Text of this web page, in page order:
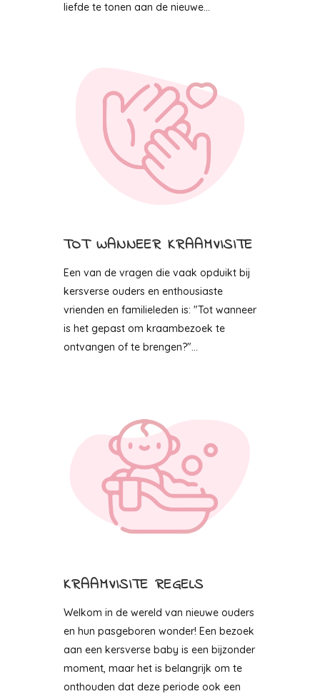
liefde te tonen aan de nieuwe...
TOT WANNEER KRAAMVISITE
Een van de vragen die vaak opduikt bij
kersverse ouders en enthousiaste
vrienden en familieleden is: "Tot wanneer
is het gepast om kraambezoek te
ontvangen of te brengen?"...
KRAAMVISITE REGELS
Welkom in de wereld van nieuwe ouders
en hun pasgeboren wonder! Een bezoek
aan een kersverse baby is een bijzonder
moment, maar het is belangrijk om te
onthouden dat deze periode ook een